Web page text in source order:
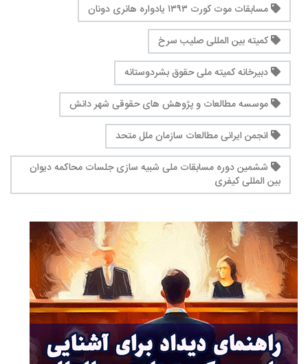
مسابقات موت کورت ۱۳۹۳ یادواره هانری دونان
کمیته بین المللی صلیب سرخ
دبیرخانه کمیته ملی حقوق بشردوستانه
موسسه مطالعات و پژوهش های حقوقی شهر دانش
انجمن ایرانی مطالعات سازمان ملل متحد
ششمین دوره مسابقات ملی شبیه سازی جلسات محاکمه دیوان
بین المللی کیفری